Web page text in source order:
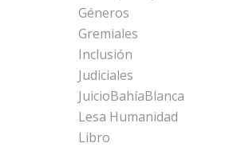
Géneros
Gremiales
Inclusión
Judiciales
JuicioBahíaBlanca
Lesa Humanidad
Libro